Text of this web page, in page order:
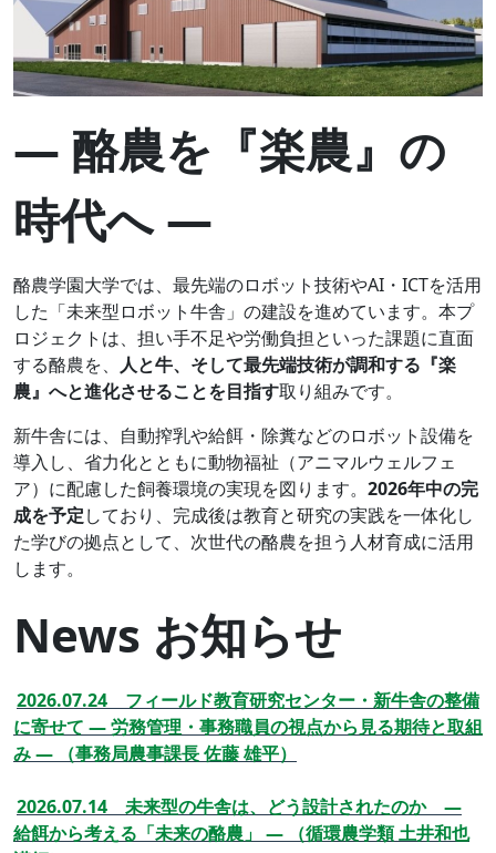
― 酪農を『楽農』 の
時代へ ―
酪農学園大学では、最先端のロボット技術やAI・ICTを活用
した「未来型ロボット牛舎」の建設を進めています。本プ
ロジェクトは、担い手不足や労働負担といった課題に直面
する酪農を、 人と牛、そして最先端技術が調和する『楽
農』 へと進化させることを目指す取り組みです。
新牛舎には、自動搾乳や給餌・除糞などのロボット設備を
導入し、省力化とともに動物福祉（アニマルウェルフェ
ア）に配慮した飼養環境の実現を図ります。 2026年中の完
成を予定しており、完成後は教育と研究の実践を一体化し
た学びの拠点として、次世代の酪農を担う人材育成に活用
します。
News お知らせ
2026.07.24 フィールド教育研究センター・新牛舎の整備
に寄せて ― 労務管理・事務職員の視点から見る期待と取組
み ― （事務局農事課長 佐藤 雄平）
2026.07.14 未来型の牛舎は、どう設計されたのか ―
給餌から考える「未来の酪農」 ― （循環農学類 土井和也